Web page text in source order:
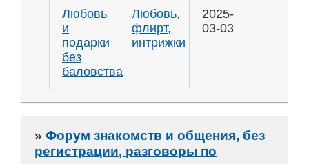
Любовь
и
подарки
без
баловства
Любовь,
флирт,
интрижки
2025-
03-03
»Форум знакомств и общения, без
регистрации, разговоры по